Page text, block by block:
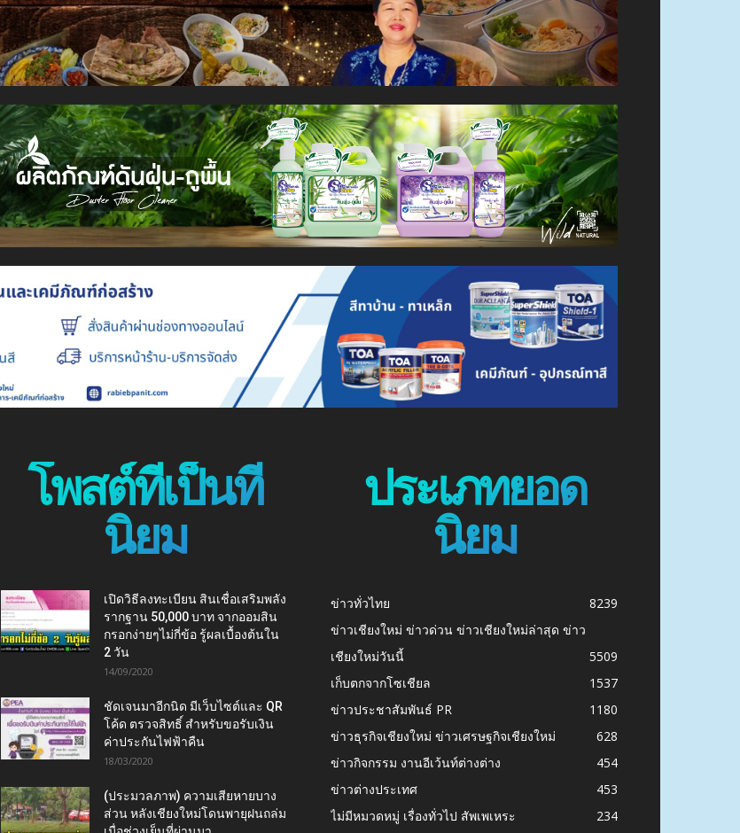
โพสต์ที่เป็นที่
นิยม
เปิดวิธีลงทะเบียน สินเชื่อเสริมพลัง
รากฐาน 50,000 บาท จากออมสิน
กรอกง่ายๆไม่กี่ข้อ รู้ผลเบื้องต้นใน
2 วัน
14/09/2020
ชัดเจนมาอีกนิด มีเว็บไซต์และ QR
โค้ด ตรวจสิทธิ์ สำหรับขอรับเงิน
ค่าประกันไฟฟ้าคืน
18/03/2020
(ประมวลภาพ) ความเสียหายบาง
ส่วน หลังเชียงใหม่โดนพายุฝนถล่ม
ประเภทยอด
นิยม
ข่าวทั่วไทย
8239
ข่าวเชียงใหม่ ข่าวด่วน ข่าวเชียงใหม่ล่าสุด ข่าว
เชียงใหม่วันนี้
5509
เก็บตกจากโซเชียล
1537
ข่าวประชาสัมพันธ์ PR
1180
ข่าวธุรกิจเชียงใหม่ ข่าวเศรษฐกิจเชียงใหม่
628
ข่าวกิจกรรม งานอีเว้นท์ต่างต่าง
454
ข่าวต่างประเทศ
453
ไม่มีหมวดหมู่ เรื่องทั่วไป สัพเพเหระ
234